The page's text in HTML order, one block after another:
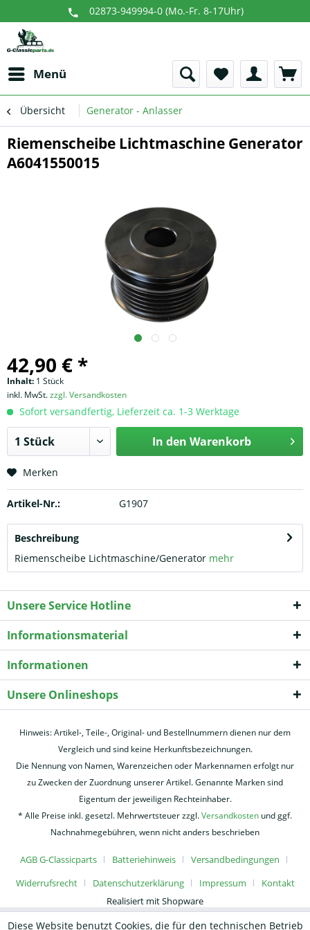
02873-949994-0 (Mo.-Fr. 8-17Uhr)
Menü
Übersicht Generator - Anlasser
Riemenscheibe Lichtmaschine Generator
A6041550015
42,90 € *
Inhalt: 1 Stück
inkl. MwSt.zzgl. Versandkosten
Sofort versandfertig, Lieferzeit ca. 1-3 Werktage
In den Warenkorb
Merken
Artikel-Nr.: G1907
Beschreibung
Riemenscheibe Lichtmaschine/Generator mehr
Unsere Service Hotline
Informationsmaterial
Informationen
Unsere Onlineshops
Hinweis: Artikel-, Teile-, Original- und Bestellnummern dienen nur dem
Vergleich und sind keine Herkunftsbezeichnungen.
Die Nennung von Namen, Warenzeichen oder Markennamen erfolgt nur
zu Zwecken der Zuordnung unserer Artikel. Genannte Marken sind
Eigentum der jeweiligen Rechteinhaber.
* Alle Preise inkl. gesetzl. Mehrwertsteuer zzgl.Versandkosten und ggf.
Nachnahmegebühren, wenn nicht anders beschrieben
AGB G-Classicparts Batteriehinweis
Versandbedingungen
Widerrufsrecht
Datenschutzerklärung Impressum
Kontakt
Realisiert mit Shopware
Diese Website benutzt Cookies, die für den technischen Betrieb